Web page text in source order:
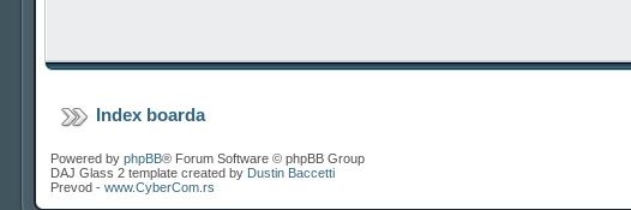
Index boarda
Powered by phpBB® Forum Software © phpBB Group
DAJ Glass 2 template created by Dustin Baccetti
Prevod - www.CyberCom.rs